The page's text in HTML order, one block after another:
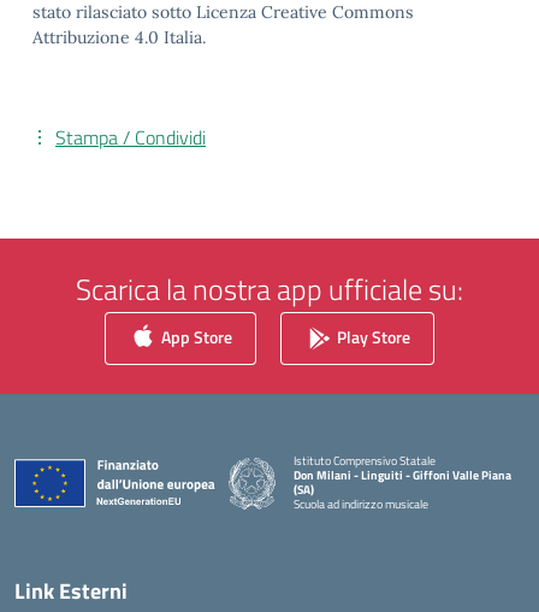
stato rilasciato sotto Licenza Creative Commons
Attribuzione 4.0 Italia.
Stampa / Condividi
Scarica la nostra app ufficiale su:
App Store Play Store
Istituto Comprensivo Statale
Don Milani - Linguiti - Giffoni Valle Piana
(SA)
Scuola ad indirizzo musicale
Link Esterni